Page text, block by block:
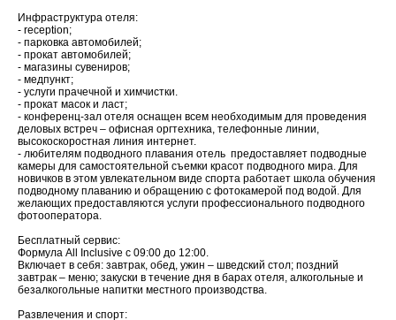
Инфраструктура отеля:
- reception;
- парковка автомобилей;
- прокат автомобилей;
- магазины сувениров;
- медпункт;
- услуги прачечной и химчистки.
- прокат масок и ласт;
- конференц-зал отеля оснащен всем необходимым для проведения
деловых встреч – офисная оргтехника, телефонные линии,
высокоскоростная линия интернет.
- любителям подводного плавания отель предоставляет подводные
камеры для самостоятельной съемки красот подводного мира. Для
новичков в этом увлекательном виде спорта работает школа обучения
подводному плаванию и обращению с фотокамерой под водой. Для
желающих предоставляются услуги профессионального подводного
фотооператора.
Бесплатный сервис:
Формула All Inclusive с 09:00 до 12:00.
Включает в себя: завтрак, обед, ужин – шведский стол; поздний
завтрак – меню; закуски в течение дня в барах отеля, алкогольные и
безалкогольные напитки местного производства.
Развлечения и спорт: